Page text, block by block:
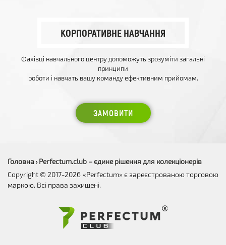
КОРПОРАТИВНЕ НАВЧАННЯ
Фахівці навчального центру допоможуть зрозуміти загальні
принципи
роботи і навчать вашу команду ефективним прийомам.
ЗАМОВИТИ
Головна › Perfectum.club – єдине рішення для колекціонерів
Copyright © 2017-2026 «Perfectum» є зареєстрованою торговою
маркою. Всі права захищені.